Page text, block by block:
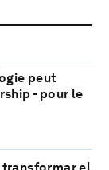
peut
- pour le